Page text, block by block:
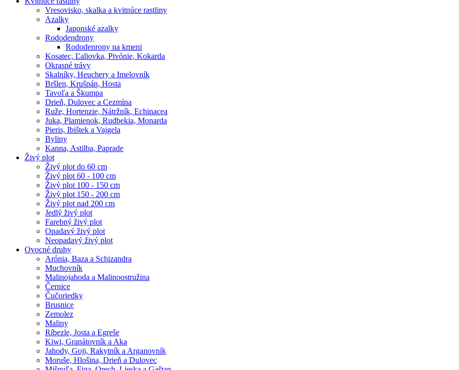
Vresovisko, skalka a kvitnúce rastliny
Azalky
Japonské azalky
Rododendrony
Rododenrony na kmeni
Kosatec, Ľaliovka, Pivónie, Kokarda
Okrasné trávy
Skalníky, Heuchery a Imelovník
Bršlen, Krušpán, Hosta
Tavoľa a Škumpa
Drieň, Dulovec a Cezmína
Ruže, Hortenzie, Nátržník, Echinacea
Juka, Plamienok, Rudbekia, Monarda
Pieris, Ibištek a Vajgela
Byliny
Kanna, Astilba, Paprade
Živý plot
Živý plot do 60 cm
Živý plot 60 - 100 cm
Živý plot 100 - 150 cm
Živý plot 150 - 200 cm
Živý plot nad 200 cm
Jedlý živý plot
Farebný živý plot
Opadavý živý plot
Neopadavý živý plot
Ovocné druhy
Arónia, Baza a Schizandra
Muchovník
Malinojahoda a Malinoostružina
Černice
Čučoriedky
Brusnice
Zemolez
Maliny
Ríbezle, Josta a Egreše
Kiwi, Granátovník a Aka
Jahody, Goji, Rakytník a Arganovník
Moruše, Hlošina, Drieň a Dulovec